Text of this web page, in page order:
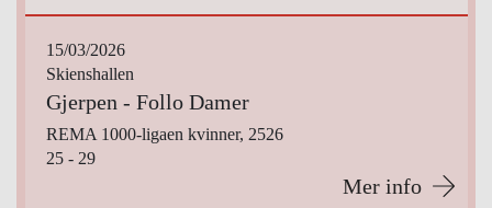
15/03/2026
Skienshallen
Gjerpen - Follo Damer
REMA 1000-ligaen kvinner, 2526
25 - 29
Mer info